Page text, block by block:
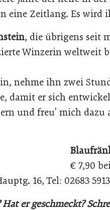
eine Zeitlang. Es wird
, die übrigens seit
Winzerin weltweit
nehme ihn zwei
damit er sich
und freu’ mich
€ 7,90
16, Tel: 02683
er geschmeckt?